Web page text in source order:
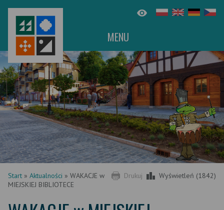
MENU
Drukuj Wyświetleń (1842)
Start » Aktualności » WAKACJE w
MIEJSKIEJ BIBLIOTECE